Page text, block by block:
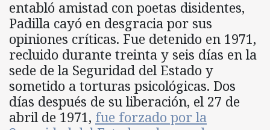
entabló amistad con poetas disidentes,
Padilla cayó en desgracia por sus
opiniones críticas. Fue detenido en 1971,
recluido durante treinta y seis días en la
sede de la Seguridad del Estado y
sometido a torturas psicológicas. Dos
días después de su liberación, el 27 de
abril de 1971, fue forzado por la